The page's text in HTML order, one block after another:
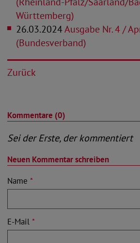
Württemberg)
26.03.2024Ausgabe Nr. 4 /
(Bundesverband)
Zurück
Kommentare (0)
Sei der Erste, der kommentiert
Neuen Kommentar schreiben
Name *
E-Mail *